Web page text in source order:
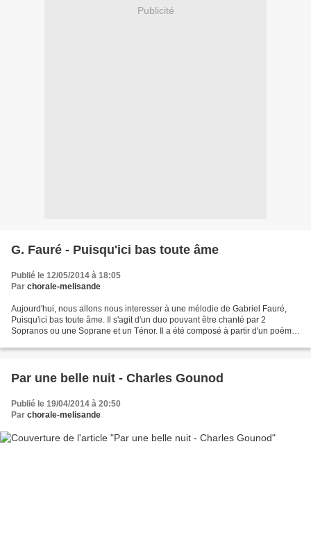
Publicité
G. Fauré - Puisqu'ici bas toute âme
Publié le 12/05/2014 à 18:05
Par chorale-melisande
Aujourd'hui, nous allons nous interesser à une mélodie de Gabriel Fauré,
Puisqu'ici bas toute âme. Il s'agit d'un duo pouvant être chanté par 2
Sopranos ou une Soprane et un Ténor. Il a été composé à partir d'un poème
Par une belle nuit - Charles Gounod
Publié le 19/04/2014 à 20:50
Par chorale-melisande